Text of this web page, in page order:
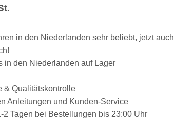
in den Niederlanden sehr beliebt, jetzt auch
in den Niederlanden auf Lager
& Qualitätskontrolle
Anleitungen und Kunden-Service
2 Tagen bei Bestellungen bis 23:00 Uhr